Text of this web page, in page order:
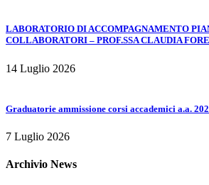
LABORATORIO DI ACCOMPAGNAMENTO
COLLABORATORI – PROF.SSA CLAUDIA
14 Luglio 2026
Graduatorie ammissione corsi accademici a.a.
7 Luglio 2026
Archivio News